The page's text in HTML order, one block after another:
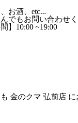
金のクマ 弘前店